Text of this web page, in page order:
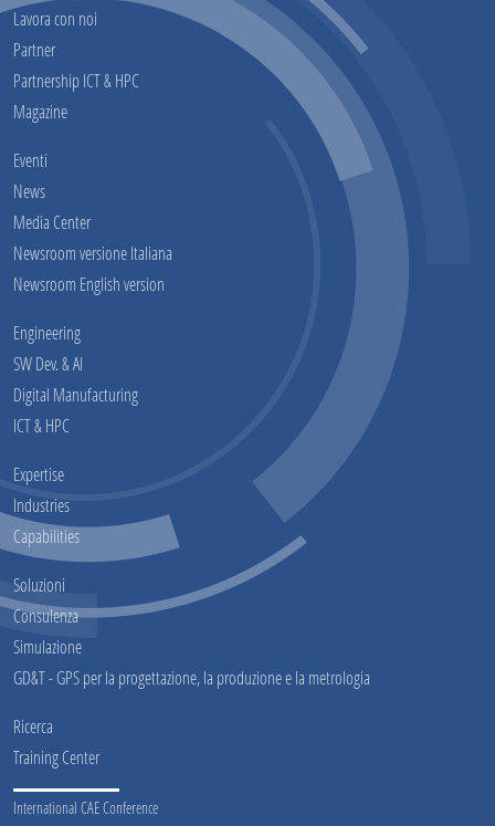
Lavora con noi
Partner
Partnership ICT & HPC
Magazine
Eventi
News
Media Center
Newsroom versione Italiana
Newsroom English version
Engineering
SW Dev. & AI
Digital Manufacturing
ICT & HPC
Expertise
Industries
Capabilities
Soluzioni
Consulenza
Simulazione
GD&T - GPS per la progettazione, la produzione e la metrologia
Ricerca
Training Center
International CAE Conference